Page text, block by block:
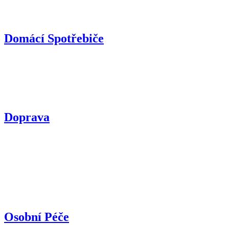
Domácí Spotřebiče
Doprava
Osobní Péče